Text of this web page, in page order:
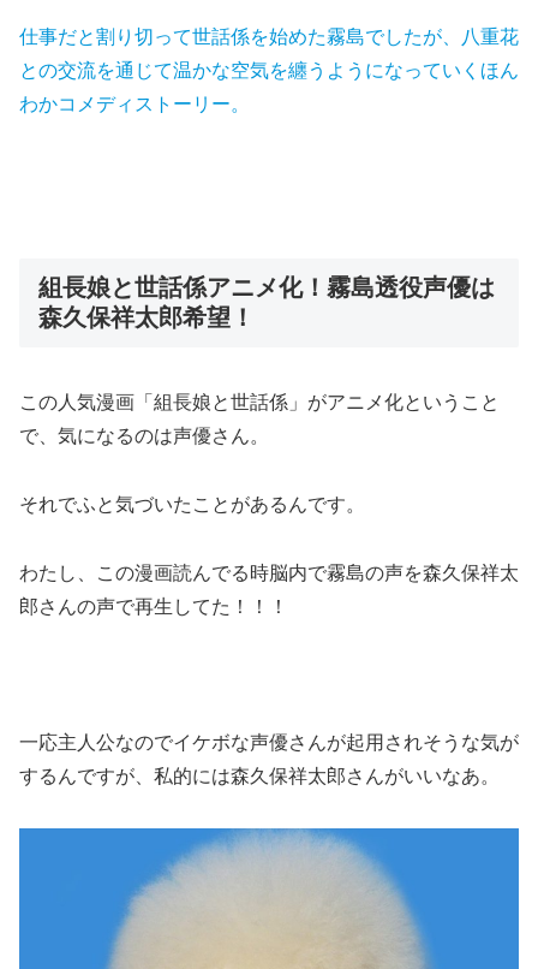
仕事だと割り切って世話係を始めた霧島でしたが、八重花
との交流を通じて温かな空気を纏うようになっていくほん
わかコメディストーリー。
組長娘と世話係アニメ化！霧島透役声優は
森久保祥太郎希望！
この人気漫画「組長娘と世話係」がアニメ化ということ
で、気になるのは声優さん。
それでふと気づいたことがあるんです。
わたし、この漫画読んでる時脳内で霧島の声を森久保祥太
郎さんの声で再生してた！！！
一応主人公なのでイケボな声優さんが起用されそうな気が
するんですが、私的には森久保祥太郎さんがいいなあ。